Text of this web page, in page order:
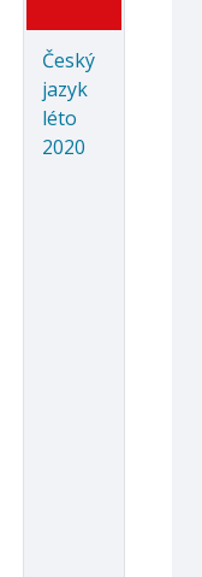
Český
jazyk
léto
2020